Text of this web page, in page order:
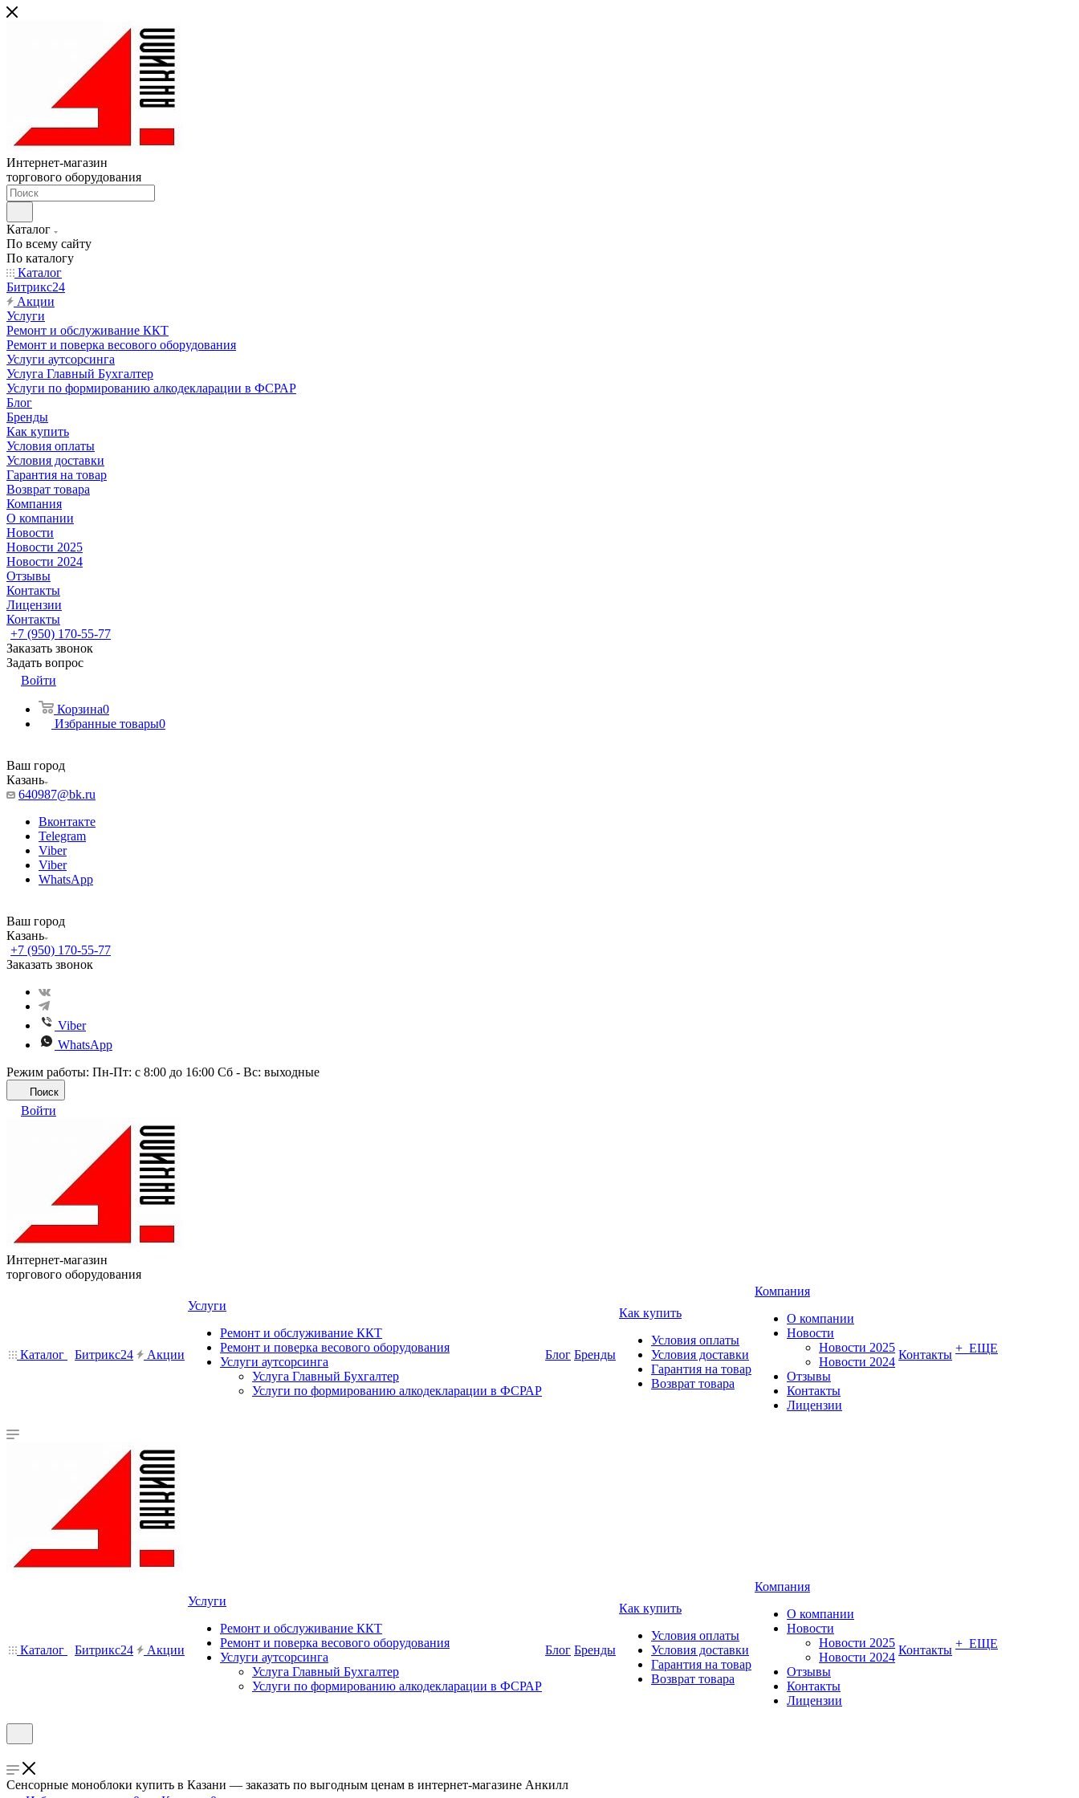
Интернет-магазин
торгового оборудования
Каталог
По всему сайту
По каталогу
Каталог
Битрикс24
Акции
Услуги
Ремонт и обслуживание ККТ
Ремонт и поверка весового оборудования
Услуги аутсорсинга
Услуга Главный Бухгалтер
Услуги по формированию алкодекларации в ФСРАР
Блог
Бренды
Как купить
Условия оплаты
Условия доставки
Гарантия на товар
Возврат товара
Компания
О компании
Новости
Новости 2025
Новости 2024
Отзывы
Контакты
Лицензии
Контакты
+7 (950) 170-55-77
Заказать звонок
Задать вопрос
Войти
Корзина0
Избранные товары0
Ваш город
Казань
640987@bk.ru
Вконтакте
Telegram
Viber
Viber
WhatsApp
Ваш город
Казань
+7 (950) 170-55-77
Заказать звонок
Viber
WhatsApp
Режим работы: Пн-Пт: с 8:00 до 16:00 Сб - Вс: выходные
Поиск
Войти
Интернет-магазин
торгового оборудования
Каталог Битрикс24 Акции
Услуги
Ремонт и обслуживание ККТ
Ремонт и поверка весового оборудования
Услуги аутсорсинга
Услуга Главный Бухгалтер
Услуги по формированию алкодекларации в ФСРАР
Блог Бренды
Как купить
Условия оплаты
Условия доставки
Гарантия на товар
Возврат товара
Компания
О компании
Новости
Новости 2025
Новости 2024
Отзывы
Контакты
Лицензии
Контакты + ЕЩЕ
Каталог Битрикс24 Акции
Услуги
Ремонт и обслуживание ККТ
Ремонт и поверка весового оборудования
Услуги аутсорсинга
Услуга Главный Бухгалтер
Услуги по формированию алкодекларации в ФСРАР
Блог Бренды
Как купить
Условия оплаты
Условия доставки
Гарантия на товар
Возврат товара
Компания
О компании
Новости
Новости 2025
Новости 2024
Отзывы
Контакты
Лицензии
Контакты + ЕЩЕ
Сенсорные моноблоки купить в Казани — заказать по выгодным ценам в интернет-магазине Анкилл